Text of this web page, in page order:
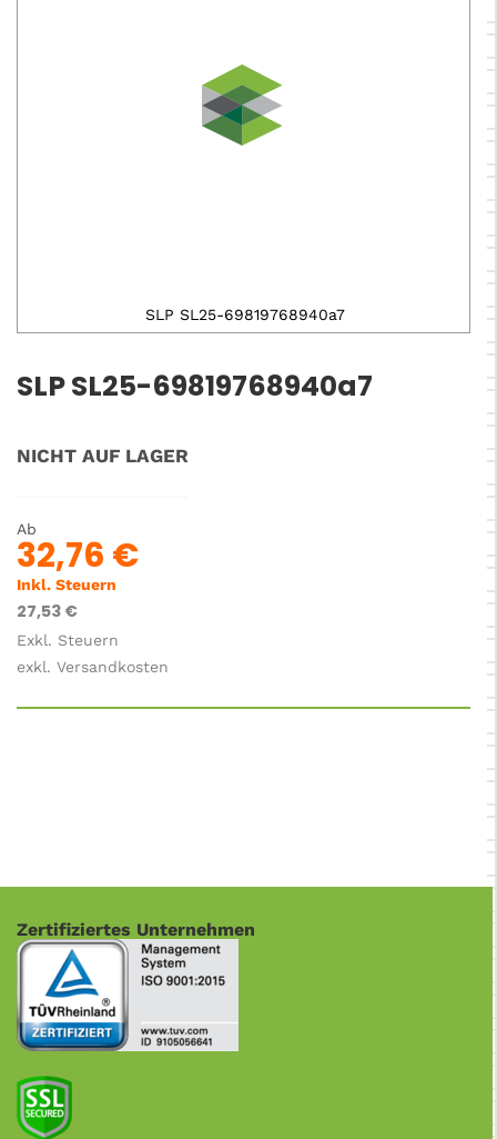
SLP SL25-69819768940a7
SLP SL25-69819768940a7
der
NICHT AUF LAGER
Ab
32,76 €
Inkl. Steuern
27,53 €
Exkl. Steuern
exkl. Versandkosten
Zertifiziertes Unternehmen